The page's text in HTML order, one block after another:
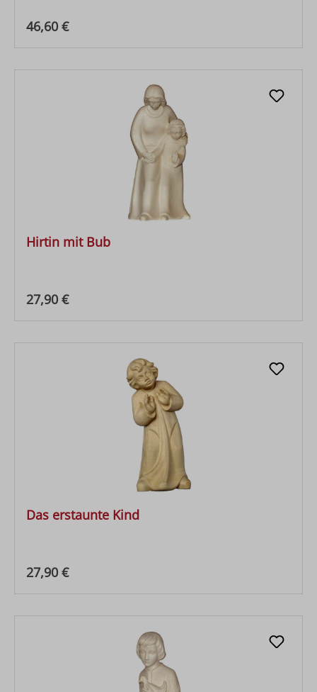
Regulärer Preis:
46,60 €
Hirtin mit Bub
Regulärer Preis:
27,90 €
Das erstaunte Kind
Regulärer Preis:
27,90 €